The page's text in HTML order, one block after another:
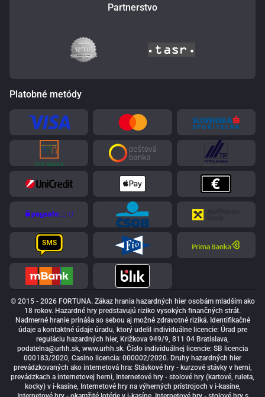
Partnerstvo
Platobné metódy
© 2015 - 2026 FORTUNA. Zákaz hrania hazardných hier osobám mladším ako
18 rokov. Hazardné hry predstavujú riziko vysokých finančných strát.
Nadmerné hranie prináša so sebou aj možné zdravotné riziká. Identifikačné
údaje a kontaktné údaje úradu, ktorý udelil individuálne licencie: Úrad pre
reguláciu hazardných hier, Križkova 949/9, 811 04 Bratislava,
podatelna@urhh.sk, www.urhh.sk. Číslo individuálnej licencie: SB licencia
000183/2020, Casino licencia: 000002/2020. Druhy hazardných hier
prevádzkovaných ako internetová hra: Stávkové hry - kurzové stávky v herni,
prevádzkach a internetovej herni, Internetové hry - stolové hry (kartové, ruleta,
kocky) v i-kasíne, Internetové hry na výherných prístrojoch v i-kasíne,